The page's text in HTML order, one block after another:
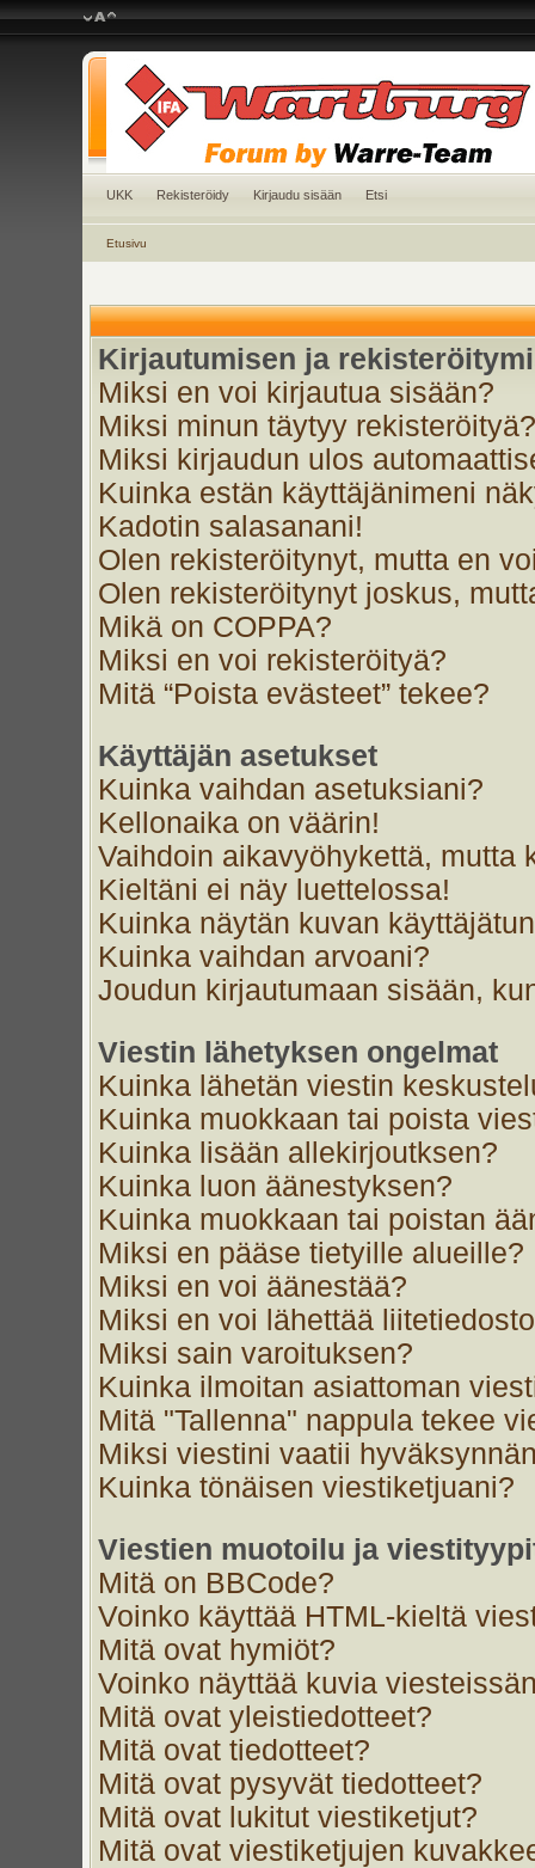
UKK Rekisteröidy Kirjaudu sisään Etsi
Etusivu
Kirjautumisen ja
Miksi en voi kirjautua sisään?
Miksi minun täytyy rekisteröityä?
Miksi kirjaudun ulos
Kuinka estän käyttäjänimeni
Kadotin salasanani!
Olen rekisteröitynyt, mutta en
Olen rekisteröitynyt joskus,
Mikä on COPPA?
Miksi en voi rekisteröityä?
Mitä “Poista evästeet” tekee?
Käyttäjän asetukset
Kuinka vaihdan asetuksiani?
Kellonaika on väärin!
Vaihdoin aikavyöhykettä, mutta
Kieltäni ei näy luettelossa!
Kuinka näytän kuvan
Kuinka vaihdan arvoani?
Joudun kirjautumaan sisään,
Viestin lähetyksen ongelmat
Kuinka lähetän viestin
Kuinka muokkaan tai poista
Kuinka lisään allekirjoutksen?
Kuinka luon äänestyksen?
Kuinka muokkaan tai poistan
Miksi en pääse tietyille alueille?
Miksi en voi äänestää?
Miksi en voi lähettää
Miksi sain varoituksen?
Kuinka ilmoitan asiattoman
Mitä "Tallenna" nappula tekee
Miksi viestini vaatii
Kuinka tönäisen viestiketjuani?
Viestien muotoilu ja
Mitä on BBCode?
Voinko käyttää HTML-kieltä
Mitä ovat hymiöt?
Voinko näyttää kuvia
Mitä ovat yleistiedotteet?
Mitä ovat tiedotteet?
Mitä ovat pysyvät tiedotteet?
Mitä ovat lukitut viestiketjut?
Mitä ovat viestiketjujen